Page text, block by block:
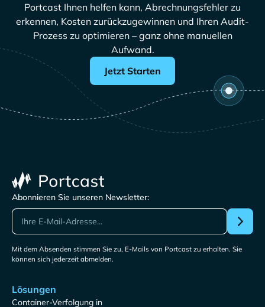
Portcast Ihnen helfen kann, Abrechnungsfehler zu
erkennen, Kosten zurückzugewinnen und Ihren Audit-
Prozess zu optimieren – ganz ohne manuellen
Aufwand.
Jetzt Starten
Abonnieren Sie unseren Newsletter:
Mit dem Absenden stimmen Sie zu, E-Mails von Portcast zu erhalten. Sie
können sich jederzeit abmelden.
Lösungen
Container-Verfolgung in